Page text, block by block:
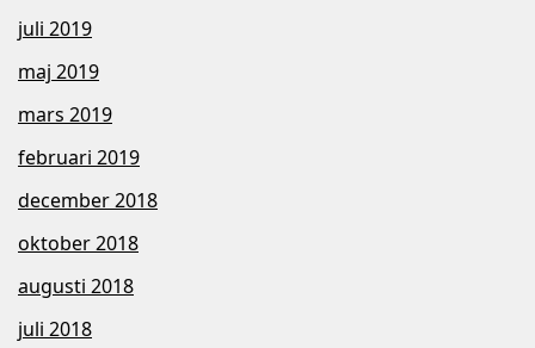
juli 2019
maj 2019
mars 2019
februari 2019
december 2018
oktober 2018
augusti 2018
juli 2018